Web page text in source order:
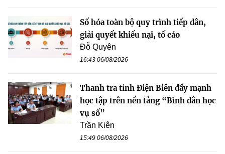
Số hóa toàn bộ quy trình tiếp dân,
giải quyết khiếu nại, tố cáo
Đỗ Quyên
16:43 06/08/2026
Thanh tra tỉnh Điện Biên đẩy mạnh
học tập trên nền tảng “Bình dân học
vụ số”
Trần Kiên
15:49 06/08/2026